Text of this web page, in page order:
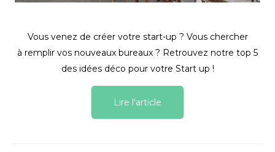
Vous venez de créer votre start-up ? Vous chercher
à remplir vos nouveaux bureaux ? Retrouvez notre top 5
des idées déco pour votre Start up !
Lire l'article